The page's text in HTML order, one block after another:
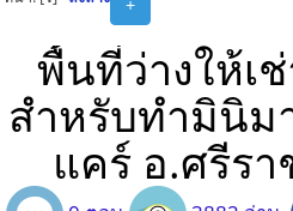
+
พื้นที่ว่างให้เ
สำหรับทำมินิม
แคร์ อ.ศรีร